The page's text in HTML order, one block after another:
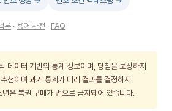
론 · 용어 사전 · FAQ
데이터 기반의 통계 정보이며, 당첨을 보장하지
첨이며 과거 통계가 미래 결과를 결정하지
은 복권 구매가 법으로 금지되어 있습니다.